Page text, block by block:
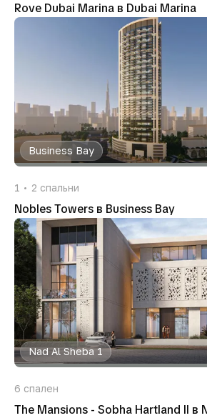
Rove Dubai Marina в Dubai Marina
Business Bay
1 2 спальни
Nobles Towers в Business Bay
Nad Al Sheba 1
6 спален
The Mansions - Sobha Hartland II в